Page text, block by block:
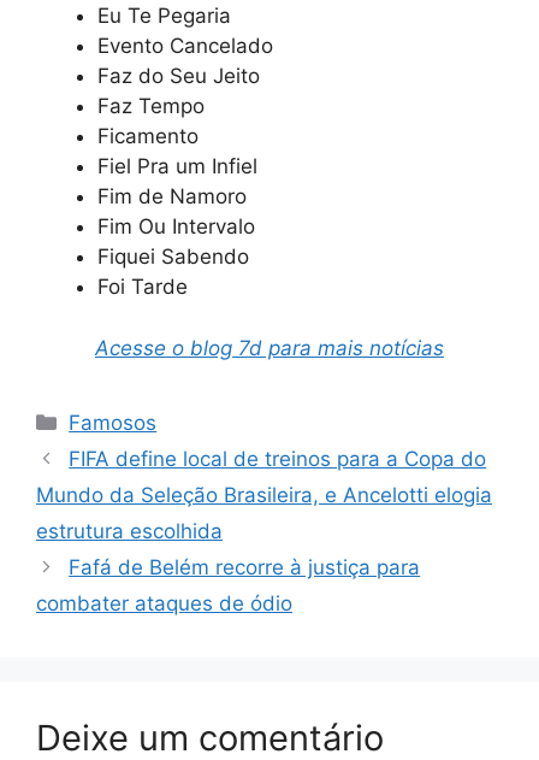
Eu Te Pegaria
Evento Cancelado
Faz do Seu Jeito
Faz Tempo
Ficamento
Fiel Pra um Infiel
Fim de Namoro
Fim Ou Intervalo
Fiquei Sabendo
Foi Tarde
Acesse o blog 7d para mais notícias
Categorias
Famosos
FIFA define local de treinos para a Copa do
Mundo da Seleção Brasileira, e Ancelotti elogia
estrutura escolhida
Fafá de Belém recorre à justiça para
combater ataques de ódio
Deixe um comentário